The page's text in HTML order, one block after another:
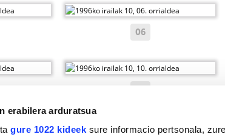
erabilera arduratsua
gure 1022 kideek sure informacio pertsonala,
06